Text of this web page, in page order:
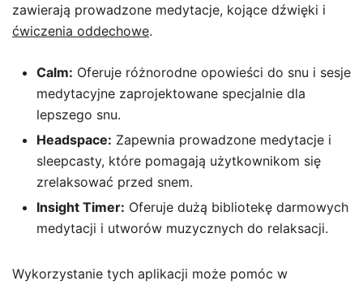
zawierają prowadzone medytacje, kojące dźwięki i
ćwiczenia oddechowe.
Calm: Oferuje różnorodne opowieści do snu i sesje
medytacyjne zaprojektowane specjalnie dla
lepszego snu.
Headspace: Zapewnia prowadzone medytacje i
sleepcasty, które pomagają użytkownikom się
zrelaksować przed snem.
Insight Timer: Oferuje dużą bibliotekę darmowych
medytacji i utworów muzycznych do relaksacji.
Wykorzystanie tych aplikacji może pomóc w